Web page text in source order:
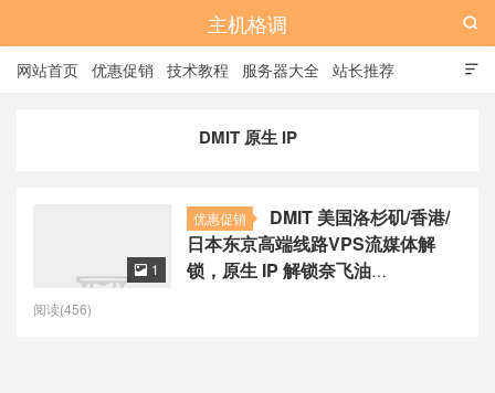
主机格调

网站首页 优惠促销 技术教程 服务器大全 站长推荐

DMIT 原生 IP
优惠促销
DMIT 美国洛杉矶/香港/
日本东京高端线路VPS流媒体解
锁，原生 IP 解锁奈飞油
 1
阅读(456)